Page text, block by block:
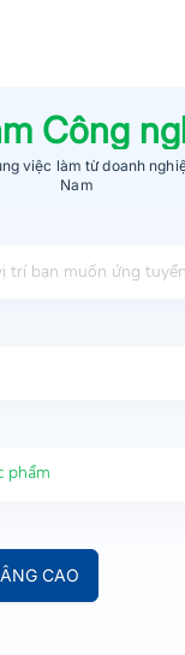
Công nghệ
việc làm từdoanh
Nam
phẩm
CAO